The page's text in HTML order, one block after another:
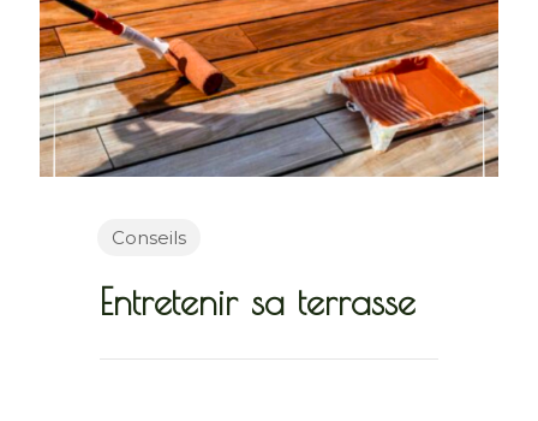
Conseils
Entretenir sa terrasse